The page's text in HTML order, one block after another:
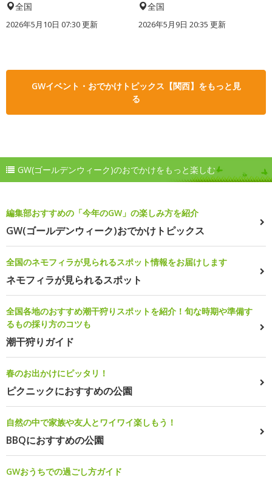
全国
2026年5月10日 07:30 更新
全国
2026年5月9日 20:35 更新
GWイベント・おでかけトピックス【関西】をもっと見
る
GW(ゴールデンウィーク)のおでかけをもっと楽しむ
編集部おすすめの「今年のGW」の楽しみ方を紹介
GW(ゴールデンウィーク)おでかけトピックス
全国のネモフィラが見られるスポット情報をお届けします
ネモフィラが見られるスポット
全国各地のおすすめ潮干狩りスポットを紹介！旬な時期や準備す
るもの採り方のコツも
潮干狩りガイド
春のお出かけにピッタリ！
ピクニックにおすすめの公園
自然の中で家族や友人とワイワイ楽しもう！
BBQにおすすめの公園
GWおうちでの過ごし方ガイド